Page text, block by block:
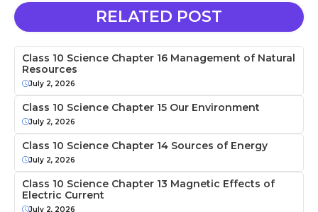
RELATED POST
Class 10 Science Chapter 16 Management of Natural
Resources
July 2, 2026
Class 10 Science Chapter 15 Our Environment
July 2, 2026
Class 10 Science Chapter 14 Sources of Energy
July 2, 2026
Class 10 Science Chapter 13 Magnetic Effects of
Electric Current
July 2, 2026